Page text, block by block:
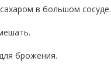
в большом сосуде.
брожения.